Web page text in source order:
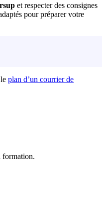
et respecter des consignes
pour préparer votre
plan d’un courrier de
formation.